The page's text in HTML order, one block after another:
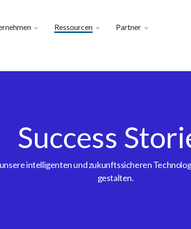
Ressourcen Partner
Success
intelligenten und zukunftssicheren
gestalten.